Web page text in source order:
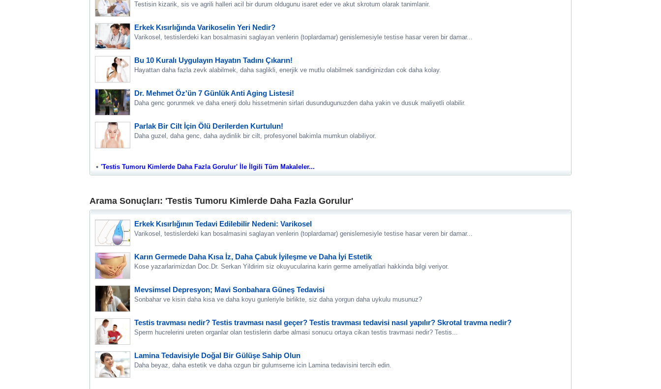
Testisin kizarik, sis ve agrili halleri acil bir durum oldugunu isaret eder ve akut skrotum olarak tanimlanir.
Erkek Kısırlığında Varikoselin Yeri Nedir?
Varikosel, testislerdeki kan bosalmasini saglayan venlerin (toplardamar) genislemesiyle testise hasar veren bir damar...
Bu 10 Kuralı Uygulayın Hayatın Tadını Çıkarın!
Hayattan daha fazla zevk alabilmek, daha saglikli, enerjik ve mutlu olabilmek sandiginizdan cok daha kolay.
Dr. Mehmet Öz'ün 7 Günlük Anti Aging Listesi!
Daha genc gorunmek ve daha enerji dolu hissetmenin sirlari dusundugunuzden daha yakin ve dusuk maliyetli olabilir.
Parlak Bir Cilt İçin Ölü Derilerden Kurtulun!
Daha guzel, daha genc, daha aydinlik bir cilt, profesyonel bakimla mumkun olabiliyor.
'Testis Tumoru Kimlerde Daha Fazla Gorulur' İle İlgili Tüm Makaleler...
Arama Sonuçları: 'Testis Tumoru Kimlerde Daha Fazla Gorulur'
Erkek Kısırlığının Tedavi Edilebilir Nedeni: Varikosel
Varikosel, testislerdeki kan bosalmasini saglayan venlerin (toplardamar) genislemesiyle testise hasar veren bir damar...
Karın Germede Daha Kısa İz, Daha Çabuk İyileşme ve Daha İyi Estetik
Kose yazarlarimizdan Doc.Dr. Serkan Yildirim siz okuyucularina karin germe ameliyatlari hakkinda bilgi veriyor.
Mevsimsel Depresyon; Mavi Sonbahara Güneş Tedavisi
Sonbahar ve kisin daha kisa ve daha koyu gunleriyle birlikte, siz daha yorgun daha uykulu musunuz?
Testis travması nedir? Testis travması nasıl geçer? Testis travması tedavisi nasıl yapılır? Skrotal travma nedir?
Sperm hucrelerini ureten organlar olan testislerin darbe almasi sonucu ortaya cikan testis travmasi nedir? Testis...
Lamina Tedavisiyle Doğal Bir Gülüşe Sahip Olun
Daha beyaz, daha estetik ve daha ozgun bir gulumseme icin Lamina tedavisini tercih edin.